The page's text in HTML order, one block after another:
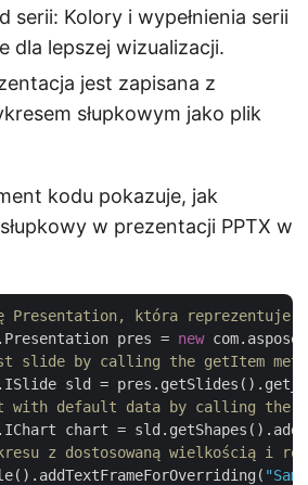
serii: Kolory i wypełnienia serii
dla lepszej wizualizacji.
jest zapisana z
słupkowym jako plik
kodu pokazuje, jak
w prezentacji PPTX w
która reprezentuje
pres = new
slide by calling the getItem
sld =
with default data by calling the
chart =
z dostosowaną wielkością i